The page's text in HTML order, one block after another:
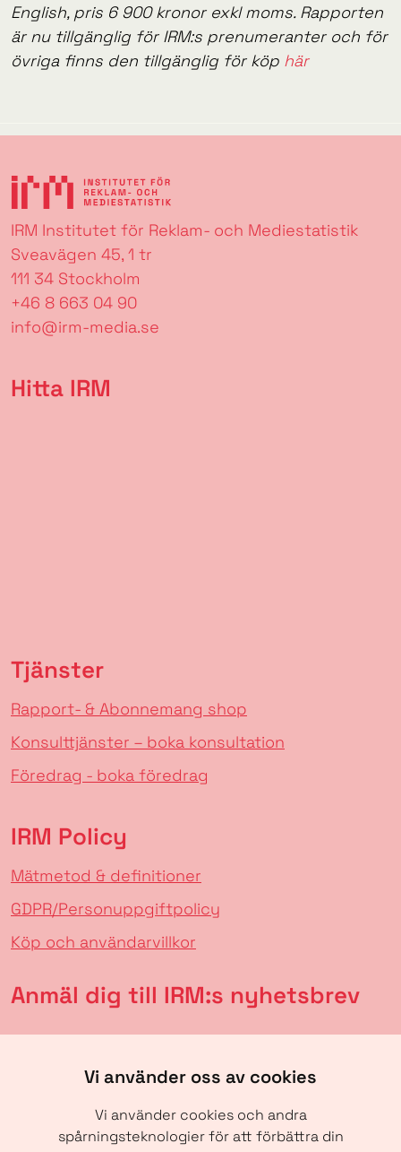
Vi använder oss av cookies
Vi använder cookies och andra
spårningsteknologier för att förbättra din
English, pris 6 900 kronor exkl moms. Rapporten
är nu tillgänglig för IRM:s prenumeranter och för
övriga finns den tillgänglig för köp här
IRM Institutet för Reklam- och Mediestatistik
Sveavägen 45, 1 tr
111 34 Stockholm
+46 8 663 04 90
info@irm-media.se
Hitta IRM
Tjänster
Rapport- & Abonnemang shop
Konsulttjänster – boka konsultation
Föredrag - boka föredrag
IRM Policy
Mätmetod & definitioner
GDPR/Personuppgiftpolicy
Köp och användarvillkor
Anmäl dig till IRM:s nyhetsbrev